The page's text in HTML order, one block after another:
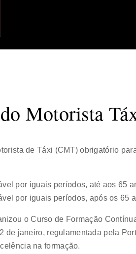
Motorista
de Táxi (CMT) obrigatório
por iguais períodos, até aos 65
por iguais períodos, após os 65
o Curso de Formação
de janeiro, regulamentada pela
na formação.